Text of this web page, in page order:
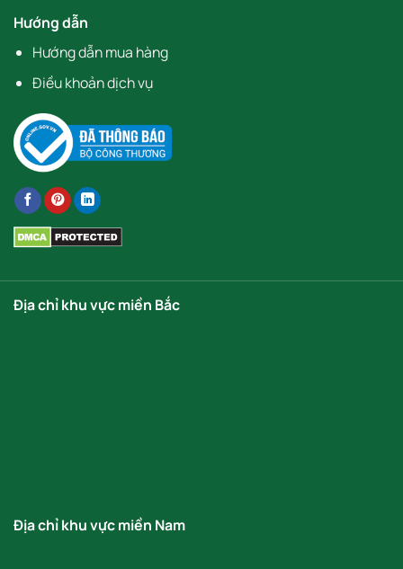
Hướng dẫn
Hướng dẫn mua hàng
Điều khoản dịch vụ
Địa chỉ khu vực miền Bắc
Địa chỉ khu vực miền Nam